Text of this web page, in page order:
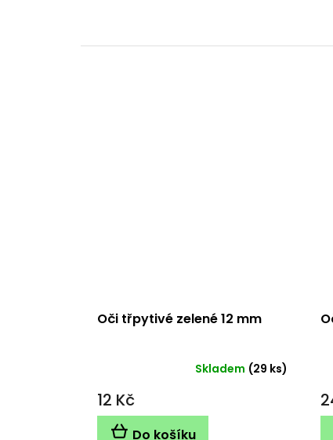
Oči třpytivé zelené 12 mm
Skladem (29 ks)
12 Kč
Do košíku